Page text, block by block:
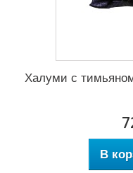
Халуми с
В